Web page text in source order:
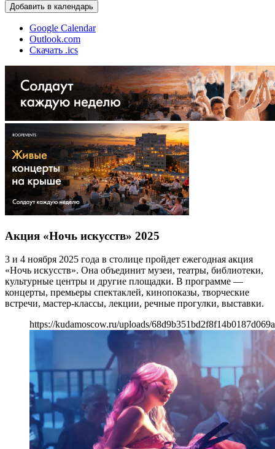
Добавить в календарь
Google Calendar
Outlook.com
Скачать .ics
Акция «Ночь искусств» 2025
3 и 4 ноября 2025 года в столице пройдет ежегодная акция
«Ночь искусств». Она объединит музеи, театры, библиотеки,
культурные центры и другие площадки. В программе —
концерты, премьеры спектаклей, кинопоказы, творческие
встречи, мастер-классы, лекции, речные прогулки, выставки.
https://kudamoscow.ru/uploads/